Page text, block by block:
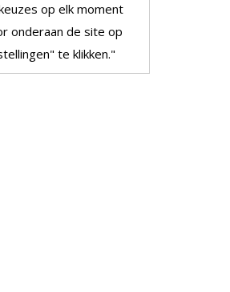
op elk moment
onderaan de site op
te klikken."